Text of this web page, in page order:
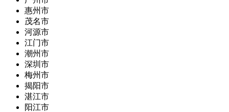
惠州市
茂名市
河源市
江门市
潮州市
深圳市
梅州市
揭阳市
湛江市
阳江市